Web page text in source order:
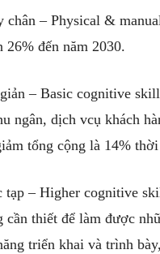
chân – Physical &
26% đến năm 2030.
– Basic cognitive
ngân, dịch vcụ khách
tổng cộng là 14%
tạp – Higher cognitive
cần thiết để làm được
triển khai và trình